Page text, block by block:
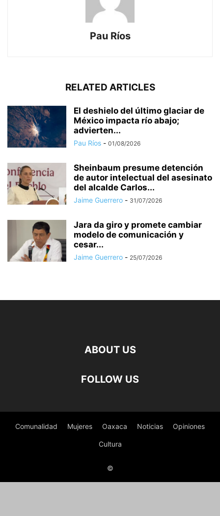
Pau Ríos
RELATED ARTICLES
El deshielo del último glaciar de
México impacta río abajo;
advierten...
Pau Ríos - 01/08/2026
Sheinbaum presume detención
de autor intelectual del asesinato
del alcalde Carlos...
Jaime Guerrero - 31/07/2026
Jara da giro y promete cambiar
modelo de comunicación y
cesar...
Jaime Guerrero - 25/07/2026
ABOUT US
FOLLOW US
Comunalidad Mujeres Oaxaca Noticias Opiniones
Cultura
©